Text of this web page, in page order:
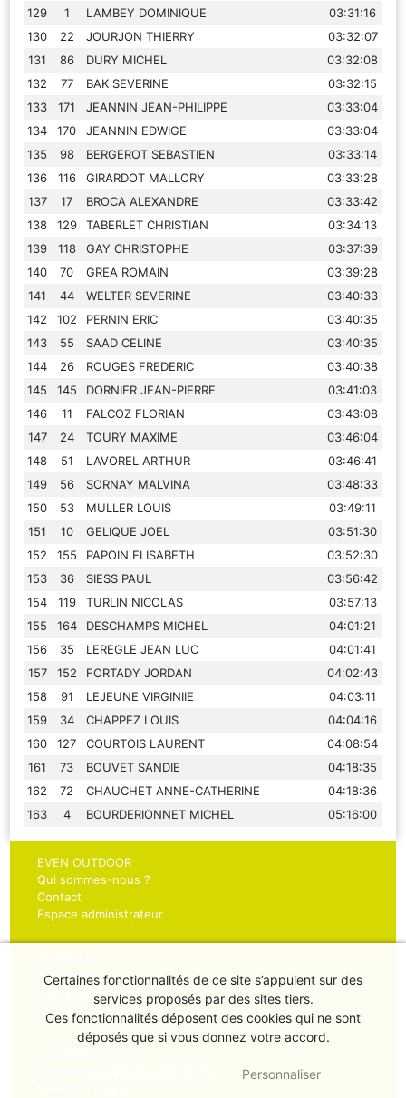
129
1 LAMBEY DOMINIQUE
03:31:16
130
22 JOURJON THIERRY
03:32:07
131
86 DURY MICHEL
03:32:08
132
77 BAK SEVERINE
03:32:15
133
171 JEANNIN JEAN-PHILIPPE
03:33:04
134
170 JEANNIN EDWIGE
03:33:04
135
98 BERGEROT SEBASTIEN
03:33:14
136
116 GIRARDOT MALLORY
03:33:28
137
17 BROCA ALEXANDRE
03:33:42
138
129 TABERLET CHRISTIAN
03:34:13
139
118 GAY CHRISTOPHE
03:37:39
140
70 GREA ROMAIN
03:39:28
141
44 WELTER SEVERINE
03:40:33
142
102 PERNIN ERIC
03:40:35
143
55 SAAD CELINE
03:40:35
144
26 ROUGES FREDERIC
03:40:38
145
145 DORNIER JEAN-PIERRE
03:41:03
146
11 FALCOZ FLORIAN
03:43:08
147
24 TOURY MAXIME
03:46:04
148
51 LAVOREL ARTHUR
03:46:41
149
56 SORNAY MALVINA
03:48:33
150
53 MULLER LOUIS
03:49:11
151
10 GELIQUE JOEL
03:51:30
152
155 PAPOIN ELISABETH
03:52:30
153
36 SIESS PAUL
03:56:42
154
119 TURLIN NICOLAS
03:57:13
155
164 DESCHAMPS MICHEL
04:01:21
156
35 LEREGLE JEAN LUC
04:01:41
157
152 FORTADY JORDAN
04:02:43
158
91 LEJEUNE VIRGINIIE
04:03:11
159
34 CHAPPEZ LOUIS
04:04:16
160
127 COURTOIS LAURENT
04:08:54
161
73 BOUVET SANDIE
04:18:35
162
72 CHAUCHET ANNE-CATHERINE
04:18:36
163
4 BOURDERIONNET MICHEL 05:16:00
EVEN OUTDOOR
Qui sommes-nous ?
Contact
Espace administrateur
Inscriptions sportifs
Inscriptions organisateurs
Chronométrage
Certaines fonctionnalités de ce site s’appuient sur des
services proposés par des sites tiers.
Ces fonctionnalités déposent des cookies qui ne sont
déposés que si vous donnez votre accord.
Personnaliser